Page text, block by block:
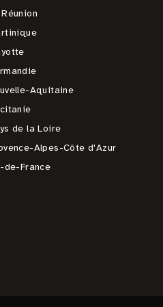
Aquitaine
de la Loire
Alpes-Côte d'Azur
de-France